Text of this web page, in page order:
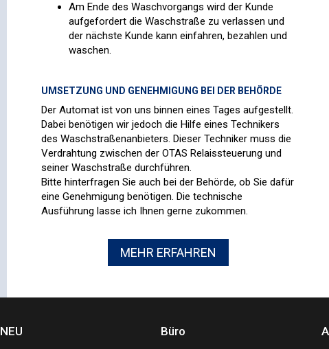
Am Ende des Waschvorgangs wird der Kunde
aufgefordert die Waschstraße zu verlassen und
der nächste Kunde kann einfahren, bezahlen und
waschen.
UMSETZUNG UND GENEHMIGUNG BEI DER BEHÖRDE
Der Automat ist von uns binnen eines Tages aufgestellt.
Dabei benötigen wir jedoch die Hilfe eines Technikers
des Waschstraßenanbieters. Dieser Techniker muss die
Verdrahtung zwischen der OTAS Relaissteuerung und
seiner Waschstraße durchführen.
Bitte hinterfragen Sie auch bei der Behörde, ob Sie dafür
eine Genehmigung benötigen. Die technische
Ausführung lasse ich Ihnen gerne zukommen.
MEHR ERFAHREN
NEU
Büro